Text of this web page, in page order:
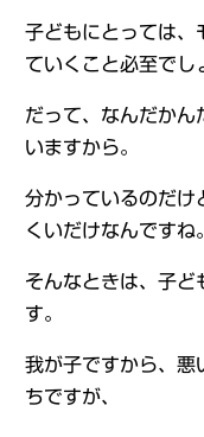
子どもにとっては、
ていくこと必至でし
だって、なんだかん
いますから。
分かっているのだけ
くいだけなんですね。
そんなときは、子ど
す。
我が子ですから、悪
ちですが、